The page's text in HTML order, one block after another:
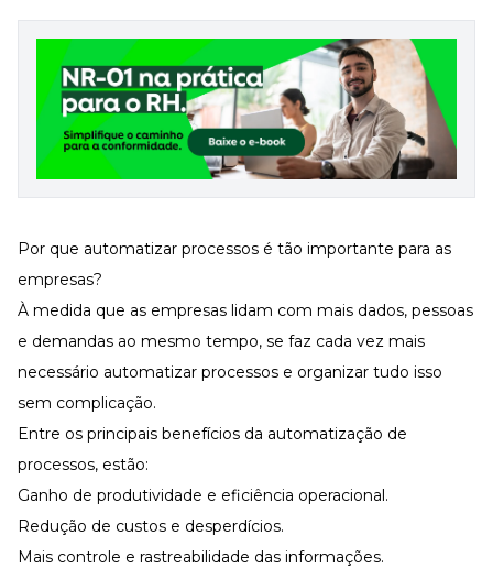
Por que automatizar processos é tão importante para as
empresas?
À medida que as empresas lidam com mais dados, pessoas
e demandas ao mesmo tempo, se faz cada vez mais
necessário automatizar processos e organizar tudo isso
sem complicação.
Entre os principais benefícios da automatização de
processos, estão:
Ganho de produtividade e eficiência operacional.
Redução de custos e desperdícios.
Mais controle e rastreabilidade das informações.